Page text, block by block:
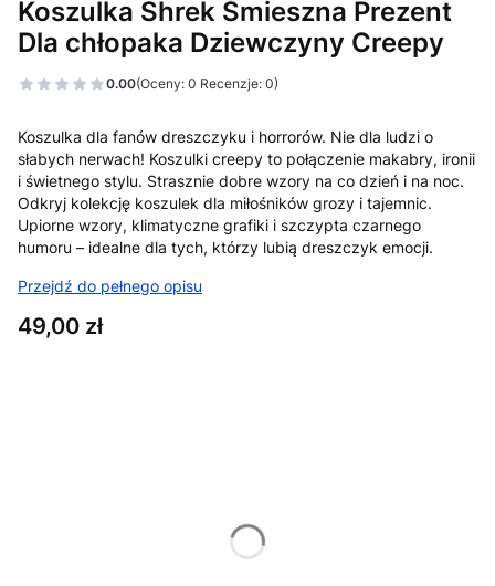
Koszulka Shrek Śmieszna Prezent
Dla chłopaka Dziewczyny Creepy
0.00(Oceny: 0 Recenzje: 0)
Koszulka dla fanów dreszczyku i horrorów. Nie dla ludzi o
słabych nerwach! Koszulki creepy to połączenie makabry, ironii
i świetnego stylu. Strasznie dobre wzory na co dzień i na noc.
Odkryj kolekcję koszulek dla miłośników grozy i tajemnic.
Upiorne wzory, klimatyczne grafiki i szczypta czarnego
humoru – idealne dla tych, którzy lubią dreszczyk emocji.
Przejdź do pełnego opisu
Cena
49,00 zł